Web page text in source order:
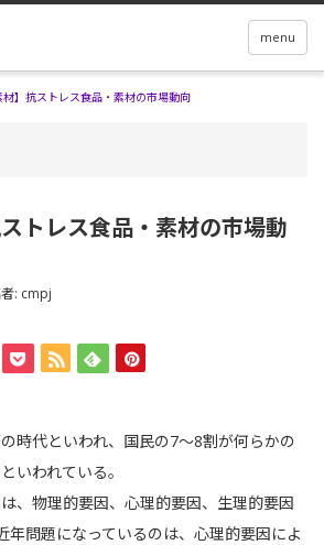
menu
材】抗ストレス食品・素材の市場動向
ストレス食品・素材の市場動
: cmpj
時代といわれ、国民の7～8割が何らかの
いわれている。
、物理的要因、心理的要因、生理的要因
年問題になっているのは、心理的要因によ